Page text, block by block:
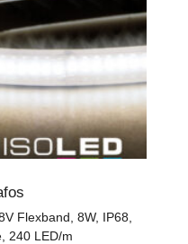
Flexband, 8W, IP68,
240 LED/m